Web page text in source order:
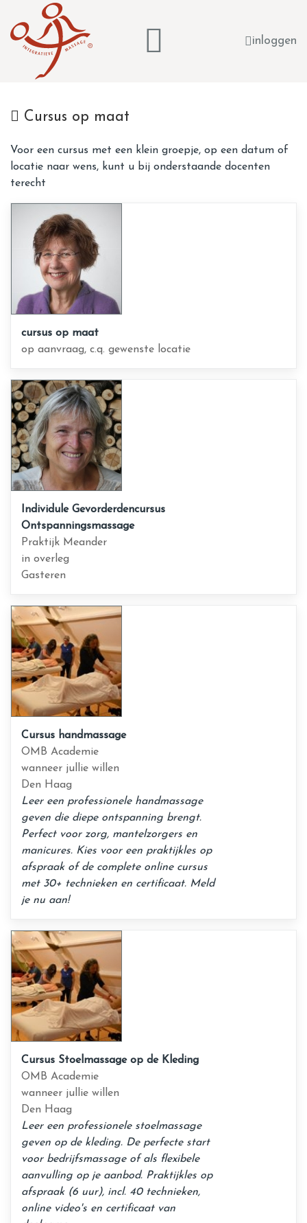
inloggen
Cursus op maat
Voor een cursus met een klein groepje, op een datum of
locatie naar wens, kunt u bij onderstaande docenten
terecht
cursus op maat
op aanvraag, c.q. gewenste locatie
Individule Gevorderdencursus
Ontspanningsmassage
Praktijk Meander
in overleg
Gasteren
Cursus handmassage
OMB Academie
wanneer jullie willen
Den Haag
Leer een professionele handmassage
geven die diepe ontspanning brengt.
Perfect voor zorg, mantelzorgers en
manicures. Kies voor een praktijkles op
afspraak of de complete online cursus
met 30+ technieken en certificaat. Meld
je nu aan!
Cursus Stoelmassage op de Kleding
OMB Academie
wanneer jullie willen
Den Haag
Leer een professionele stoelmassage
geven op de kleding. De perfecte start
voor bedrijfsmassage of als flexibele
aanvulling op je aanbod. Praktijkles op
afspraak (6 uur), incl. 40 technieken,
online video's en certificaat van